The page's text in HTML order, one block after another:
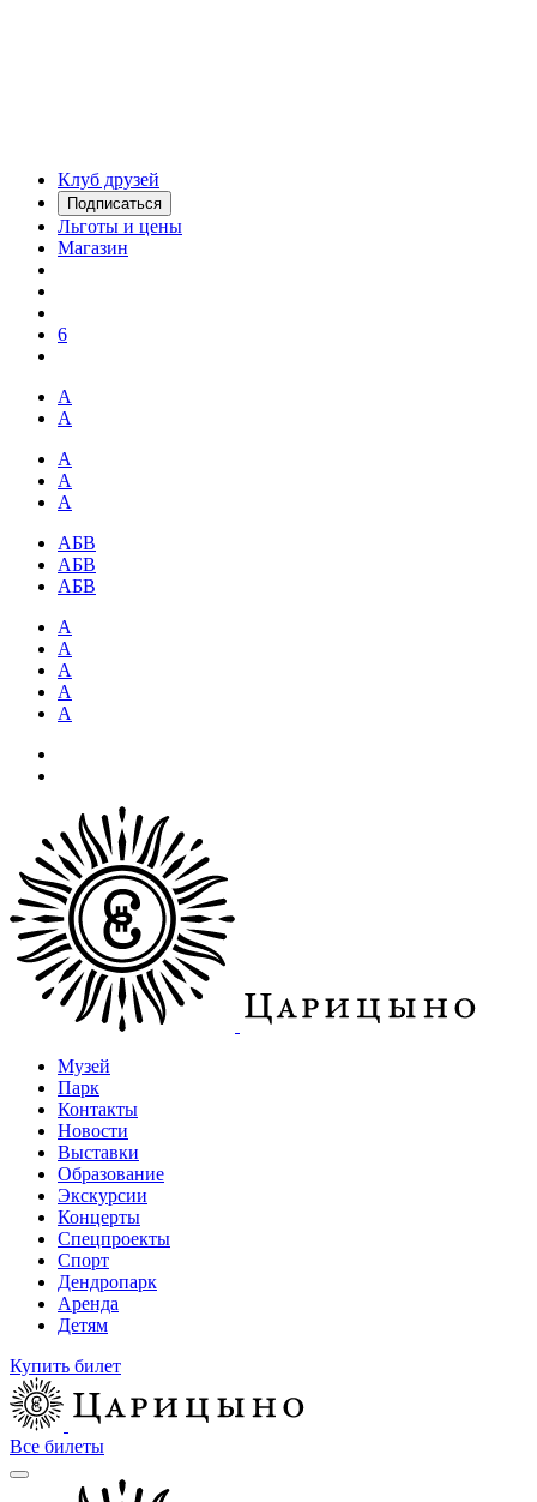
Клуб друзей
Подписаться
Льготы и цены
Магазин
6
А
А
А
А
А
АБВ
АБВ
АБВ
А
А
А
А
А
Музей
Парк
Контакты
Новости
Выставки
Образование
Экскурсии
Концерты
Спецпроекты
Спорт
Дендропарк
Аренда
Детям
Купить билет
Все билеты